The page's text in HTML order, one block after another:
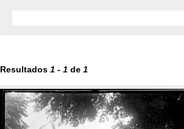
Resultados 1 - 1 de 1